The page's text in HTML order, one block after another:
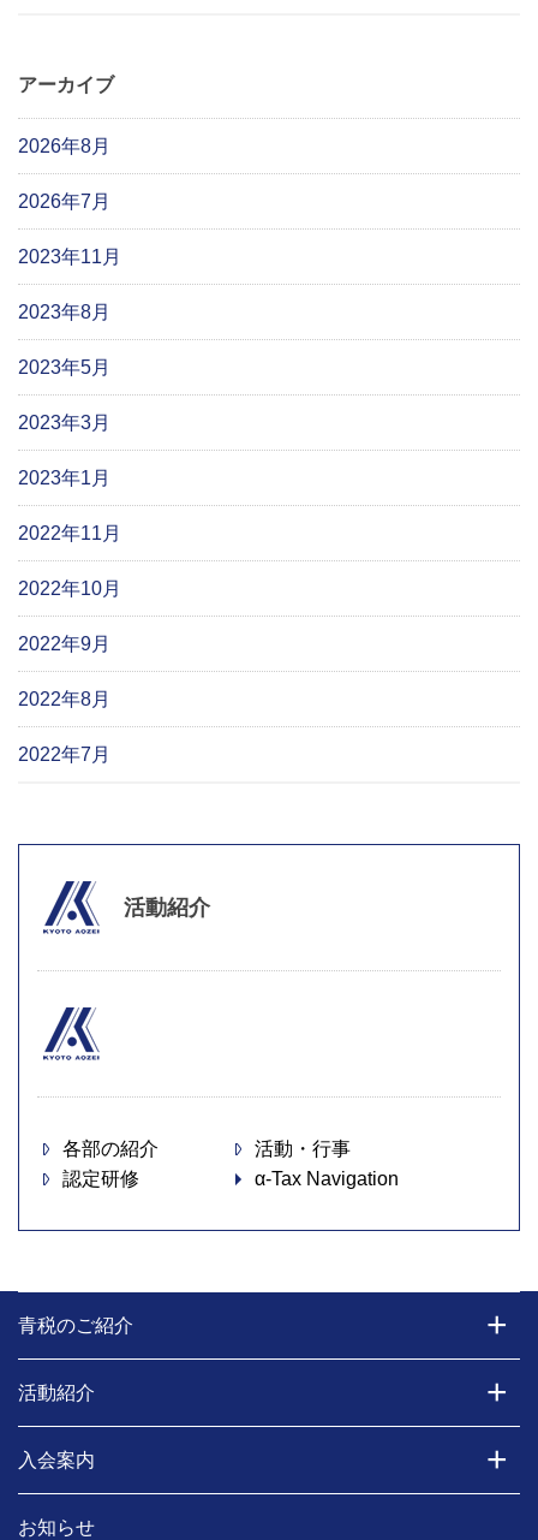
アーカイブ
2026年8月
2026年7月
2023年11月
2023年8月
2023年5月
2023年3月
2023年1月
2022年11月
2022年10月
2022年9月
2022年8月
2022年7月
活動紹介
各部の紹介
活動・行事
認定研修
α-Tax Navigation
青税のご紹介
活動紹介
入会案内
お知らせ